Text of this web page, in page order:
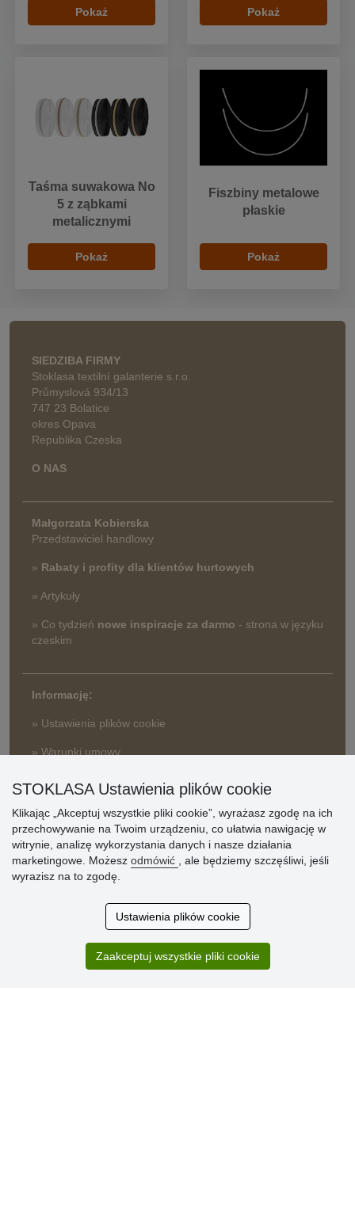
Pokaż Pokaż
Taśma suwakowa No
5 z ząbkami
metalicznymi
Pokaż
Fiszbiny metalowe
płaskie
Pokaż
SIEDZIBA FIRMY
Stoklasa textilní galanterie s.r.o.
Průmyslová 934/13
747 23 Bolatice
okres Opava
Republika Czeska
O NAS
Małgorzata Kobierska
Przedstawiciel handlowy
» Rabaty i profity dla klientów hurtowych
» Artykuły
» Co tydzień nowe inspiracje za darmo - strona w języku
czeskim
Informację:
» Ustawienia plików cookie
» Warunki umowy
» Sposób dostawy i płatności
» Reklamacje
» Dlaczego należy się zarejestrować?
» Najczęściej zadawane pytania
Zakup przebiegł sprawnie. Jestem
STOKLASA Ustawienia plików cookie
Klikając „Akceptuj wszystkie pliki cookie”, wyrażasz zgodę na ich
przechowywanie na Twoim urządzeniu, co ułatwia nawigację w
witrynie, analizę wykorzystania danych i nasze działania
marketingowe. Możesz odmówić
, ale będziemy szczęśliwi, jeśli
wyrazisz na to zgodę.
Ustawienia plików cookie
Zaakceptuj wszystkie pliki cookie